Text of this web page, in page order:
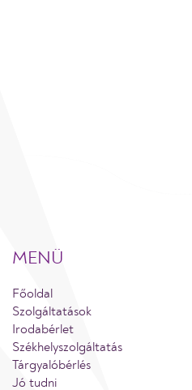
MENÜ
Főoldal
Szolgáltatások
Irodabérlet
Székhelyszolgáltatás
Tárgyalóbérlés
Jó tudni